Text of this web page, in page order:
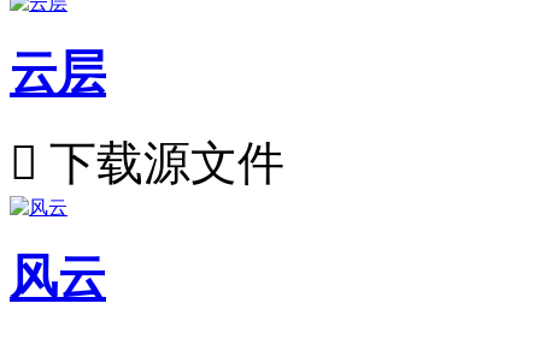
云层
 下载源文件
风云